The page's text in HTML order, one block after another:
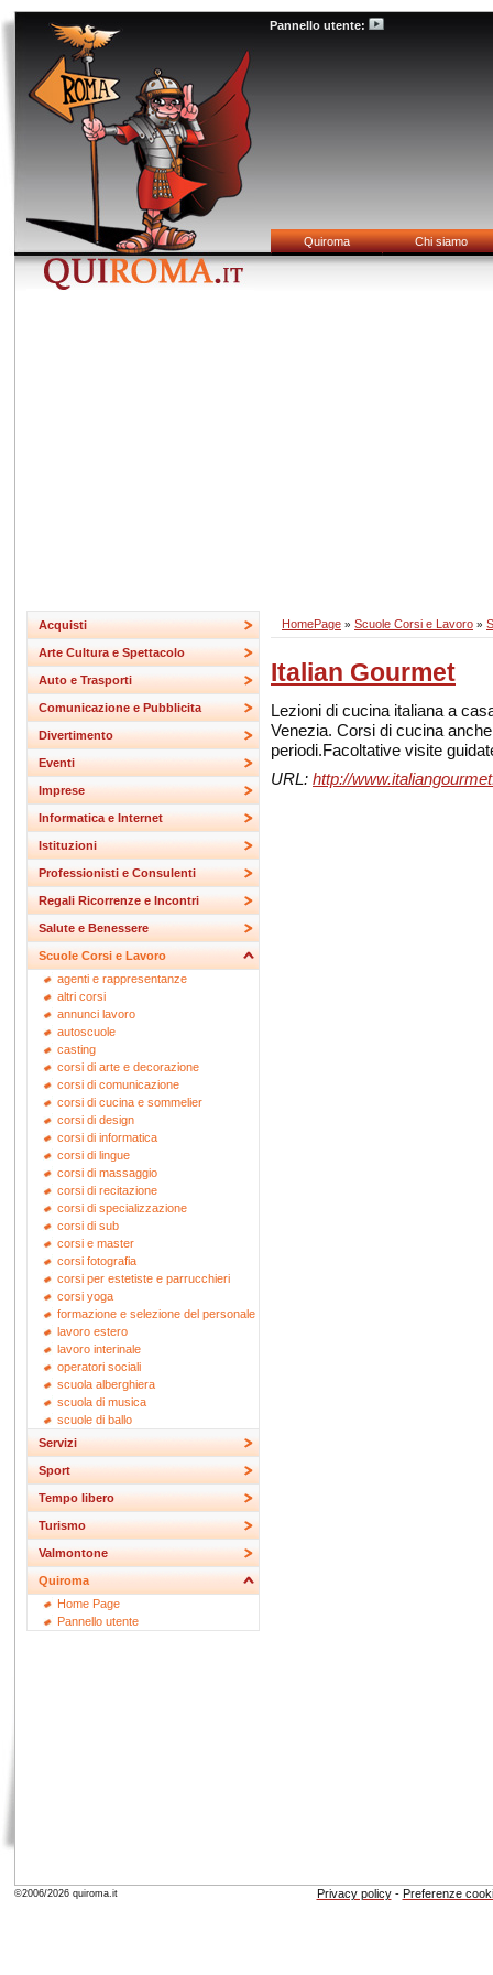
Pannello utente:
Quiroma Chi siamo
Acquisti
Arte Cultura e Spettacolo
Auto e Trasporti
Comunicazione e Pubblicita
Divertimento
Eventi
Imprese
Informatica e Internet
Istituzioni
Professionisti e Consulenti
Regali Ricorrenze e Incontri
Salute e Benessere
Scuole Corsi e Lavoro
agenti e rappresentanze
altri corsi
annunci lavoro
autoscuole
casting
corsi di arte e decorazione
corsi di comunicazione
corsi di cucina e sommelier
corsi di design
corsi di informatica
corsi di lingue
corsi di massaggio
corsi di recitazione
corsi di specializzazione
corsi di sub
corsi e master
corsi fotografia
corsi per estetiste e parrucchieri
corsi yoga
formazione e selezione del personale
lavoro estero
lavoro interinale
operatori sociali
scuola alberghiera
scuola di musica
scuole di ballo
Servizi
Sport
Tempo libero
Turismo
Valmontone
Quiroma
Home Page
Pannello utente
HomePage » Scuole Corsi e Lavoro »
Italian Gourmet
Lezioni di cucina italiana a
Venezia. Corsi di cucina
periodi.Facoltative visite
URL: http://
Privacy policy- Preferenze
©2006/2026 quiroma.it